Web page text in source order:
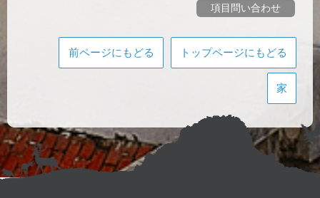
項目問い合わせ
前ページにもどる トップページにもどる
家